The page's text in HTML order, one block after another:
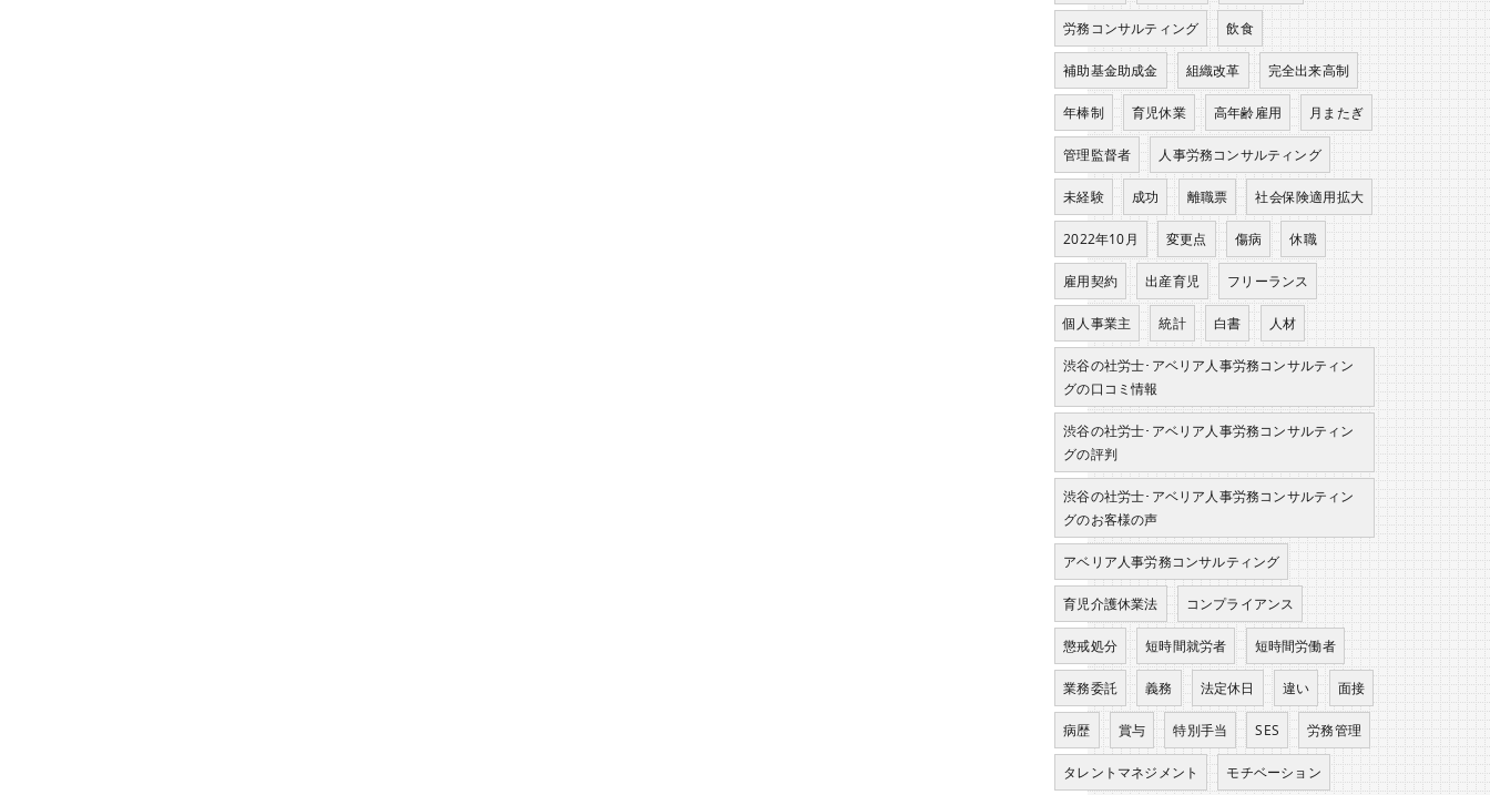
労務コンサルティング 飲食
補助基金助成金 組織改革 完全出来高制
年棒制 育児休業 高年齢雇用 月またぎ
管理監督者 人事労務コンサルティング
未経験 成功 離職票 社会保険適用拡大
2022年10月 変更点 傷病 休職
雇用契約 出産育児 フリーランス
個人事業主 統計 白書 人材
渋谷の社労士･アベリア人事労務コンサルティン
グの口コミ情報
渋谷の社労士･アベリア人事労務コンサルティン
グの評判
渋谷の社労士･アベリア人事労務コンサルティン
グのお客様の声
アベリア人事労務コンサルティング
育児介護休業法 コンプライアンス
懲戒処分 短時間就労者 短時間労働者
業務委託 義務 法定休日 違い 面接
病歴 賞与 特別手当 SES 労務管理
タレントマネジメント モチベーション